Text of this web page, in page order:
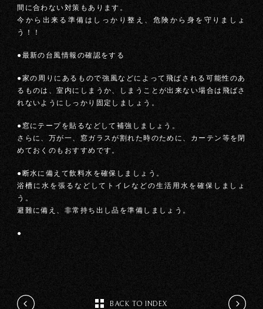
間に合わない対策もあります。
今から出来る準備はしっかり整え、危険から身を守りましょ
う！！
●最新の台風情報の確認をする
●家の周りにあるもので強風などによって飛ばされる可能性のあ
るものは、室内にしまうか、しまうことが出来ない場合は飛ばさ
れないようにしっかり固定しましょう。
●窓にテープを貼るなどして補強しましょう。
さらに、万が一、窓ガラスが割れた時のために、カーテン等を閉
めておくのもおすすめです。
●断水に備えて飲料水を確保しましょう。
浴槽に水を張るなどしてトイレなどの生活用水を確保しましょ
う。
避難に備え、非常持ち出し品を準備しましょう。
●
BACK TO INDEX